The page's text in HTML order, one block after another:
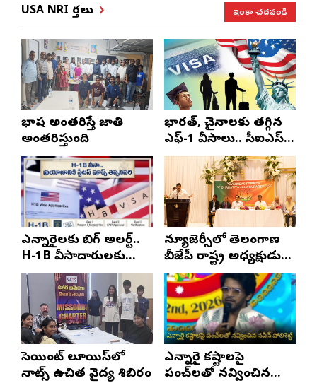
USA NRI వార్తలు ఇంకా చదవండి
భాష అంతరిస్తే జాతి
అంతరిస్తుంది
భారత్, చైనాలకు తగ్గిన
ఎఫ్-1 వీసాలు.. సీఐఎస్
నివేదిక..!
ఎన్నారైలకు బిగ్ అలర్ట్..
H-1B వీసాదారులకు
ప్రయాణ సమయంలో
స్టేటస్ ప్రూఫ్స్ తప్పనిసరి..!
న్యూజెర్సీలో తెలంగాణ
బీజేపీ రాష్ట్ర అధ్యక్షుడు
ఎన్. రాంచందర్‌రావుకు
ఘన స్వాగతం
సెయింట్ లూయిస్‌లో
నాట్స్ ఉచిత వైద్య శిబిరం
ఎన్నారై కష్టాలపై
పంచ్‌లతో నవ్వించిన